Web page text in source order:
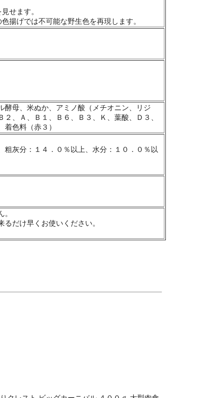
せます。
揚げでは不可能な野生色を再現します。
酵母、米ぬか、アミノ酸（メチオニン、リジ
、Ａ、Ｂ１、Ｂ６、Ｂ３、Ｋ、葉酸、Ｄ３、
色料（赤３）
灰分：１４．０％以上、水分：１０．０％以
だけ早くお使いください。